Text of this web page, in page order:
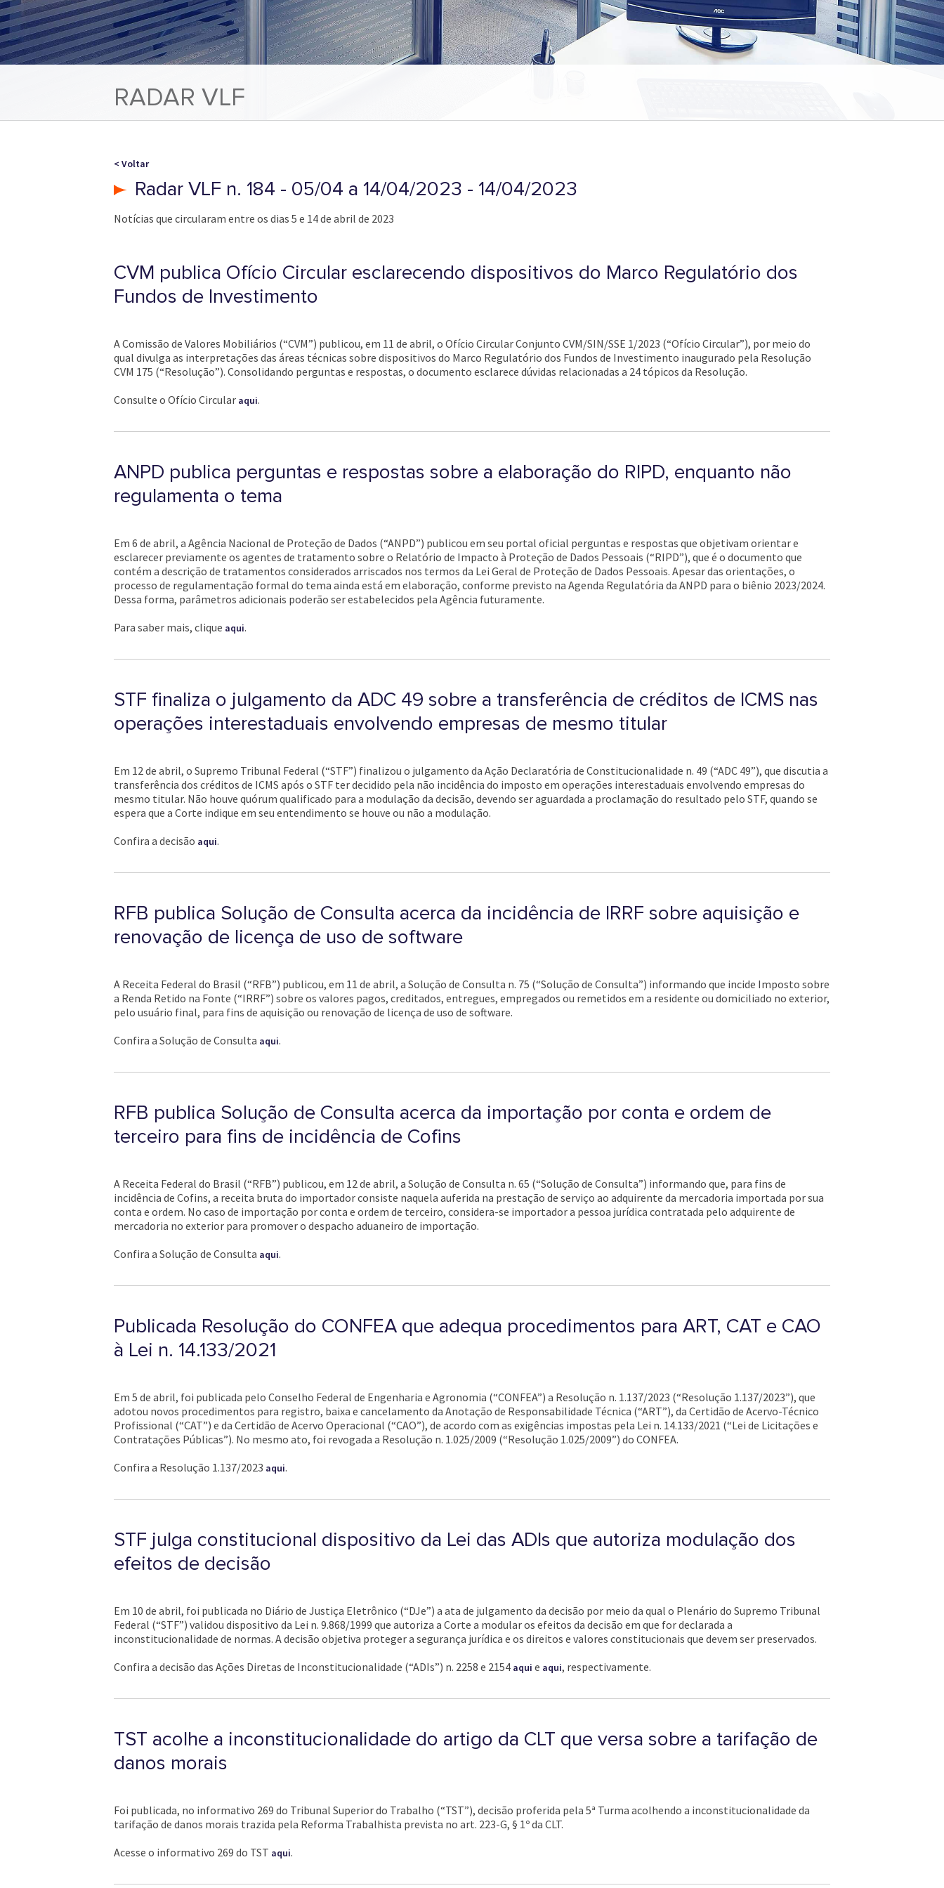
RADAR VLF
< Voltar
Radar VLF n. 184 - 05/04 a 14/04/2023 - 14/04/2023
Notícias que circularam entre os dias 5 e 14 de abril de 2023
CVM publica Ofício Circular esclarecendo dispositivos do Marco Regulatório dos
Fundos de Investimento
A Comissão de Valores Mobiliários (“CVM”) publicou, em 11 de abril, o Ofício Circular Conjunto CVM/SIN/SSE 1/2023 (“Ofício Circular”), por meio do
qual divulga as interpretações das áreas técnicas sobre dispositivos do Marco Regulatório dos Fundos de Investimento inaugurado pela Resolução
CVM 175 (“Resolução”). Consolidando perguntas e respostas, o documento esclarece dúvidas relacionadas a 24 tópicos da Resolução.
Consulte o Ofício Circular aqui.
ANPD publica perguntas e respostas sobre a elaboração do RIPD, enquanto não
regulamenta o tema
Em 6 de abril, a Agência Nacional de Proteção de Dados (“ANPD”) publicou em seu portal oficial perguntas e respostas que objetivam orientar e
esclarecer previamente os agentes de tratamento sobre o Relatório de Impacto à Proteção de Dados Pessoais (“RIPD”), que é o documento que
contém a descrição de tratamentos considerados arriscados nos termos da Lei Geral de Proteção de Dados Pessoais. Apesar das orientações, o
processo de regulamentação formal do tema ainda está em elaboração, conforme previsto na Agenda Regulatória da ANPD para o biênio 2023/2024.
Dessa forma, parâmetros adicionais poderão ser estabelecidos pela Agência futuramente.
Para saber mais, clique aqui.
STF finaliza o julgamento da ADC 49 sobre a transferência de créditos de ICMS nas
operações interestaduais envolvendo empresas de mesmo titular
Em 12 de abril, o Supremo Tribunal Federal (“STF”) finalizou o julgamento da Ação Declaratória de Constitucionalidade n. 49 (“ADC 49”), que discutia a
transferência dos créditos de ICMS após o STF ter decidido pela não incidência do imposto em operações interestaduais envolvendo empresas do
mesmo titular. Não houve quórum qualificado para a modulação da decisão, devendo ser aguardada a proclamação do resultado pelo STF, quando se
espera que a Corte indique em seu entendimento se houve ou não a modulação.
Confira a decisão aqui.
RFB publica Solução de Consulta acerca da incidência de IRRF sobre aquisição e
renovação de licença de uso de software
A Receita Federal do Brasil (“RFB”) publicou, em 11 de abril, a Solução de Consulta n. 75 (“Solução de Consulta”) informando que incide Imposto sobre
a Renda Retido na Fonte (“IRRF”) sobre os valores pagos, creditados, entregues, empregados ou remetidos em a residente ou domiciliado no exterior,
pelo usuário final, para fins de aquisição ou renovação de licença de uso de software.
Confira a Solução de Consulta aqui.
RFB publica Solução de Consulta acerca da importação por conta e ordem de
terceiro para fins de incidência de Cofins
A Receita Federal do Brasil (“RFB”) publicou, em 12 de abril, a Solução de Consulta n. 65 (“Solução de Consulta”) informando que, para fins de
incidência de Cofins, a receita bruta do importador consiste naquela auferida na prestação de serviço ao adquirente da mercadoria importada por sua
conta e ordem. No caso de importação por conta e ordem de terceiro, considera-se importador a pessoa jurídica contratada pelo adquirente de
mercadoria no exterior para promover o despacho aduaneiro de importação.
Confira a Solução de Consulta aqui.
Publicada Resolução do CONFEA que adequa procedimentos para ART, CAT e CAO
à Lei n. 14.133/2021
Em 5 de abril, foi publicada pelo Conselho Federal de Engenharia e Agronomia (“CONFEA”) a Resolução n. 1.137/2023 (“Resolução 1.137/2023”), que
adotou novos procedimentos para registro, baixa e cancelamento da Anotação de Responsabilidade Técnica (“ART”), da Certidão de Acervo-Técnico
Profissional (“CAT”) e da Certidão de Acervo Operacional (“CAO”), de acordo com as exigências impostas pela Lei n. 14.133/2021 (“Lei de Licitações e
Contratações Públicas”). No mesmo ato, foi revogada a Resolução n. 1.025/2009 (“Resolução 1.025/2009”) do CONFEA.
Confira a Resolução 1.137/2023 aqui.
STF julga constitucional dispositivo da Lei das ADIs que autoriza modulação dos
efeitos de decisão
Em 10 de abril, foi publicada no Diário de Justiça Eletrônico (“DJe”) a ata de julgamento da decisão por meio da qual o Plenário do Supremo Tribunal
Federal (“STF”) validou dispositivo da Lei n. 9.868/1999 que autoriza a Corte a modular os efeitos da decisão em que for declarada a
inconstitucionalidade de normas. A decisão objetiva proteger a segurança jurídica e os direitos e valores constitucionais que devem ser preservados.
Confira a decisão das Ações Diretas de Inconstitucionalidade (“ADIs”) n. 2258 e 2154 aqui e aqui, respectivamente.
TST acolhe a inconstitucionalidade do artigo da CLT que versa sobre a tarifação de
danos morais
Foi publicada, no informativo 269 do Tribunal Superior do Trabalho (“TST”), decisão proferida pela 5ª Turma acolhendo a inconstitucionalidade da
tarifação de danos morais trazida pela Reforma Trabalhista prevista no art. 223-G, § 1º da CLT.
Acesse o informativo 269 do TST aqui.